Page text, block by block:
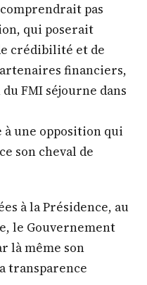
pas
qui poserait
crédibilité et de
financiers,
FMI séjourne dans
à une opposition qui
son cheval de
à la Présidence, au
le Gouvernement
là même son
transparence